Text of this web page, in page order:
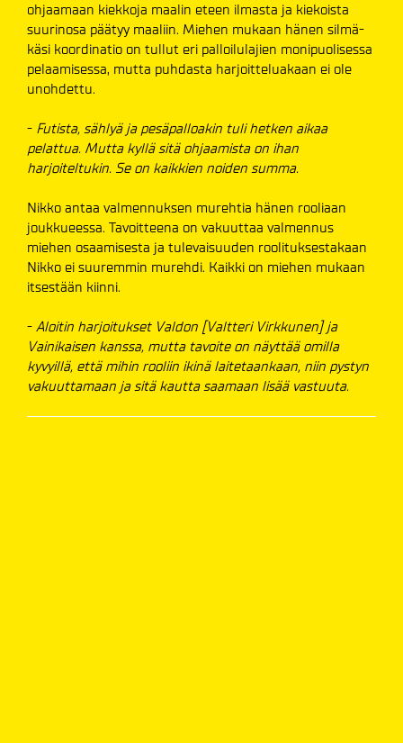
ohjaamaan kiekkoja maalin eteen ilmasta ja kiekoista
suurinosa päätyy maaliin. Miehen mukaan hänen silmä-
käsi koordinatio on tullut eri palloilulajien monipuolisessa
pelaamisessa, mutta puhdasta harjoitteluakaan ei ole
unohdettu.
- Futista, sählyä ja pesäpalloakin tuli hetken aikaa
pelattua. Mutta kyllä sitä ohjaamista on ihan
harjoiteltukin. Se on kaikkien noiden summa.
Nikko antaa valmennuksen murehtia hänen rooliaan
joukkueessa. Tavoitteena on vakuuttaa valmennus
miehen osaamisesta ja tulevaisuuden roolituksestakaan
Nikko ei suuremmin murehdi. Kaikki on miehen mukaan
itsestään kiinni.
- Aloitin harjoitukset Valdon [Valtteri Virkkunen] ja
Vainikaisen kanssa, mutta tavoite on näyttää omilla
kyvyillä, että mihin rooliin ikinä laitetaankaan, niin pystyn
vakuuttamaan ja sitä kautta saamaan lisää vastuuta.